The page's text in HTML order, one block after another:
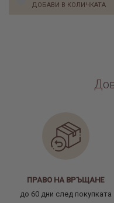
ДОБАВИ В КОЛИЧКАТА
ПРАВО НА ВРЪЩАНЕ
до 60 дни след покупката